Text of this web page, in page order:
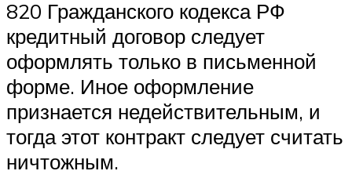
820 Гражданского кодекса РФ
кредитный договор следует
оформлять только в письменной
форме. Иное оформление
признается недействительным, и
тогда этот контракт следует считать
ничтожным.